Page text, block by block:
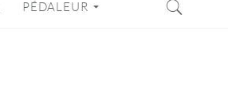
PÉDALEUR